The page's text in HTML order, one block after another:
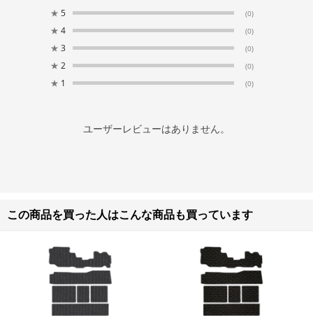
★ 5 (0)
★ 4 (0)
★ 3 (0)
★ 2 (0)
★ 1 (0)
ユーザーレビューはありません。
この商品を買った人はこんな商品も買っています